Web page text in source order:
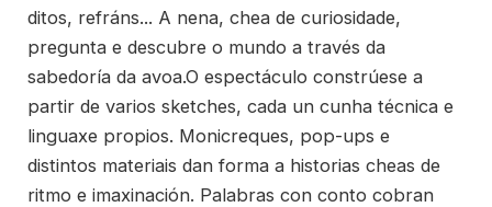
ditos, refráns... A nena, chea de curiosidade,
pregunta e descubre o mundo a través da
sabedoría da avoa.O espectáculo constrúese a
partir de varios sketches, cada un cunha técnica e
linguaxe propios. Monicreques, pop-ups e
distintos materiais dan forma a historias cheas de
ritmo e imaxinación. Palabras con conto cobran